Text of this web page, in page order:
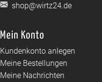
shop@wirtz24.de
Mein Konto
Kundenkonto anlegen
Meine Bestellungen
Meine Nachrichten